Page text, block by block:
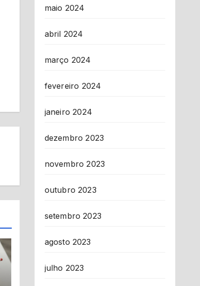
maio 2024
abril 2024
março 2024
fevereiro 2024
janeiro 2024
dezembro 2023
novembro 2023
outubro 2023
setembro 2023
agosto 2023
julho 2023